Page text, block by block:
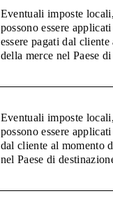
Eventuali imposte
possono essere
essere pagati dal
della merce nel Paese
Eventuali imposte
possono essere
dal cliente al momento
nel Paese di